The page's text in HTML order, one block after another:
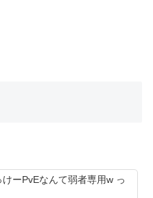
ーPvEなんて弱者専用w っ